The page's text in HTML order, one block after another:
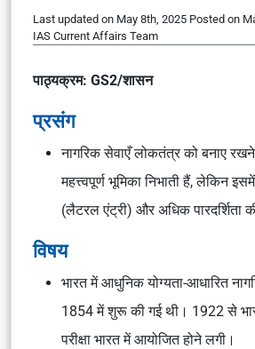
Last updated on May 8th, 2025 Posted on
IAS Current Affairs Team
पाठ्यक्रम: GS2/शासन
प्रसंग
नागरिक सेवाएँ लोकतंत्र को बनाए
महत्त्वपूर्ण भूमिका निभाती हैं, लेकिन
(लैटरल एंट्री) और अधिक पारदर्शिता
विषय
भारत में आधुनिक योग्यता-आधारित
1854 में शुरू की गई थी। 1922 से
परीक्षा भारत में आयोजित होने लगी।